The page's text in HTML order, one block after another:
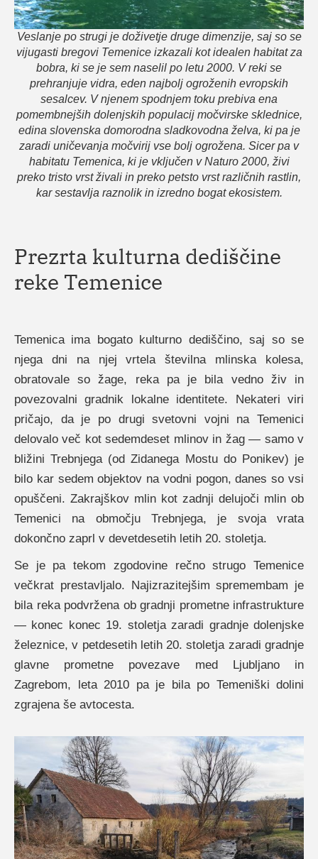
Veslanje po strugi je doživetje druge dimenzije, saj so se
vijugasti bregovi Temenice izkazali kot idealen habitat za
bobra, ki se je sem naselil po letu 2000. V reki se
prehranjuje vidra, eden najbolj ogroženih evropskih
sesalcev. V njenem spodnjem toku prebiva ena
pomembnejših dolenjskih populacij močvirske sklednice,
edina slovenska domorodna sladkovodna želva, ki pa je
zaradi uničevanja močvirij vse bolj ogrožena. Sicer pa v
habitatu Temenica, ki je vključen v Naturo 2000, živi
preko tristo vrst živali in preko petsto vrst različnih rastlin,
kar sestavlja raznolik in izredno bogat ekosistem.
Prezrta kulturna dediščine
reke Temenice
Temenica ima bogato kulturno dediščino, saj so se
njega dni na njej vrtela številna mlinska kolesa,
obratovale so žage, reka pa je bila vedno živ in
povezovalni gradnik lokalne identitete. Nekateri viri
pričajo, da je po drugi svetovni vojni na Temenici
delovalo več kot sedemdeset mlinov in žag — samo v
bližini Trebnjega (od Zidanega Mostu do Ponikev) je
bilo kar sedem objektov na vodni pogon, danes so vsi
opuščeni. Zakrajškov mlin kot zadnji delujoči mlin ob
Temenici na območju Trebnjega, je svoja vrata
dokončno zaprl v devetdesetih letih 20. stoletja.
Se je pa tekom zgodovine rečno strugo Temenice
večkrat prestavljalo. Najizrazitejšim spremembam je
bila reka podvržena ob gradnji prometne infrastrukture
— konec konec 19. stoletja zaradi gradnje dolenjske
železnice, v petdesetih letih 20. stoletja zaradi gradnje
glavne prometne povezave med Ljubljano in
Zagrebom, leta 2010 pa je bila po Temeniški dolini
zgrajena še avtocesta.